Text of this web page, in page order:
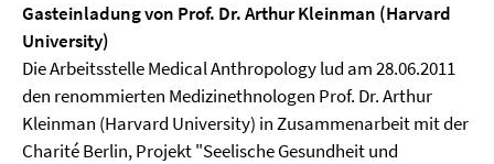
Gasteinladung von Prof. Dr. Arthur Kleinman (Harvard
University)
Die Arbeitsstelle Medical Anthropology lud am 28.06.2011
den renommierten Medizinethnologen Prof. Dr. Arthur
Kleinman (Harvard University) in Zusammenarbeit mit der
Charité Berlin, Projekt "Seelische Gesundheit und